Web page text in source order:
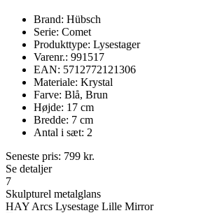
Brand: Hübsch
Serie: Comet
Produkttype: Lysestager
Varenr.: 991517
EAN: 5712772121306
Materiale: Krystal
Farve: Blå, Brun
Højde: 17 cm
Bredde: 7 cm
Antal i sæt: 2
Seneste pris: 799 kr.
Se detaljer
7
Skulpturel metalglans
HAY Arcs Lysestage Lille Mirror